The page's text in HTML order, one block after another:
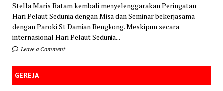
Stella Maris Batam kembali menyelenggarakan Peringatan
Hari Pelaut Sedunia dengan Misa dan Seminar bekerjasama
dengan Paroki St Damian Bengkong. Meskipun secara
internasional Hari Pelaut Sedunia...
Leave a Comment
GEREJA